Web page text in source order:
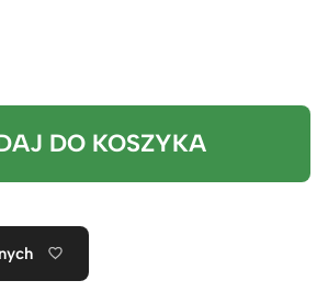
DO KOSZYKA